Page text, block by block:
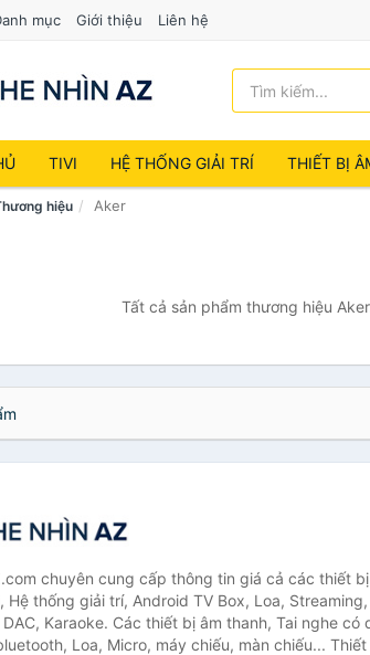
mục Giới thiệu Liên hệ
TIVI HỆ THỐNG GIẢI TRÍ THIẾT BỊ
hiệu Aker
Tất cả sản phẩm thương hiệu
chuyên cung cấp thông tin giá cả các thiết
Hệ thống giải trí, Android TV Box, Loa, Streaming,
Karaoke. Các thiết bị âm thanh, Tai nghe có
Loa, Micro, máy chiếu, màn chiếu...